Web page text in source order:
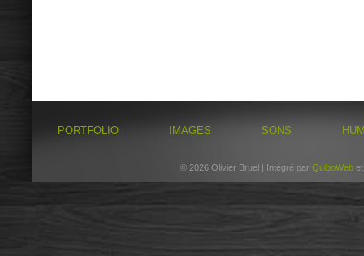
PORTFOLIO IMAGES SONS
© 2026 Olivier Bruel | Intégré par QuiboWeb